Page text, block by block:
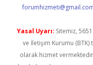
Yasal Uyarı: Sitemiz,
ve İletişim Kurumu (BTK)
olarak hizmet